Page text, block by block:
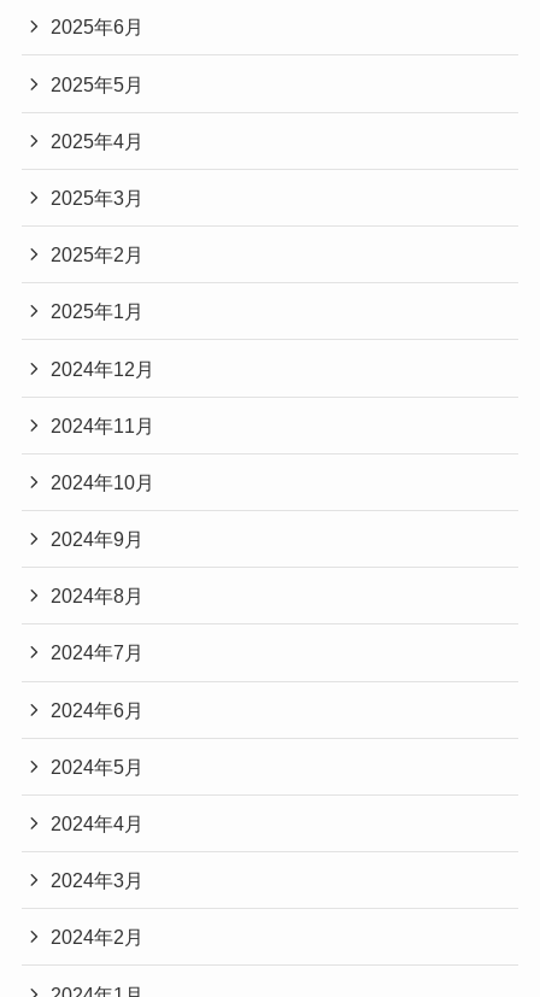
2025年6月
2025年5月
2025年4月
2025年3月
2025年2月
2025年1月
2024年12月
2024年11月
2024年10月
2024年9月
2024年8月
2024年7月
2024年6月
2024年5月
2024年4月
2024年3月
2024年2月